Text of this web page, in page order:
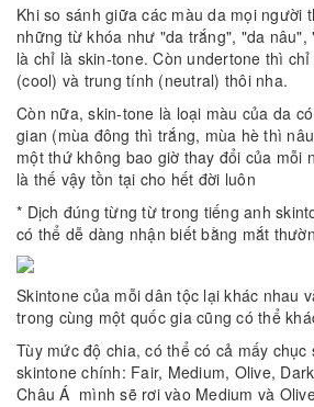
Khi so sánh giữa các màu da mọi người
những từ khóa như "da trắng", "da nâu",
là chỉ là skin-tone. Còn undertone thì
(cool) và trung tính (neutral) thôi nha.
Còn nữa, skin-tone là loại màu của da
gian (mùa đông thì trắng, mùa hè thì
một thứ không bao giờ thay đổi của mỗi
là thế vậy tồn tại cho hết đời luôn
* Dịch đúng từng từ trong tiếng anh
có thể dễ dàng nhận biết bằng mắt
Skintone của mỗi dân tộc lại khác nhau
trong cùng một quốc gia cũng có thể
Tùy mức độ chia, có thể có cả mấy
skintone chính: Fair, Medium, Olive,
Châu Á mình sẽ rơi vào Medium và